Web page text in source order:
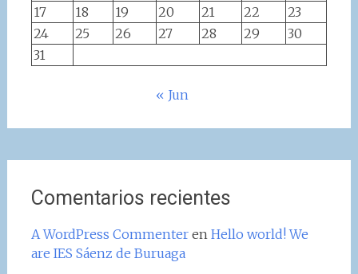
17
18 19 20 21 22
23
24
25 26 27 28 29
30
31
« Jun
Comentarios recientes
A WordPress Commenteren Hello world! We
are IES Sáenz de Buruaga